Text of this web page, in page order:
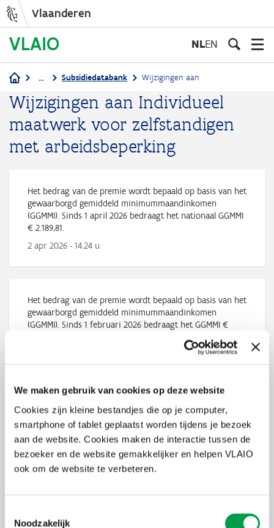
We maken gebruik van cookies op deze website
Cookies zijn kleine bestandjes die op je computer,
smartphone of tablet geplaatst worden tijdens je bezoek
aan de website. Cookies maken de interactie tussen de
bezoeker en de website gemakkelijker en helpen VLAIO
ook om de website te verbeteren.
Noodzakelijk
inhoud
gaan
Vlaanderen
NLEN
Kruimelpad
... Subsidiedatabank Wijzigingen aan
Wijzigingen aan Individueel
maatwerk voor zelfstandigen
met arbeidsbeperking
Het bedrag van de premie wordt bepaald op basis van het
gewaarborgd gemiddeld minimummaandinkomen
(GGMMI). Sinds 1 april 2026 bedraagt het nationaal GGMMI
€ 2.189,81.
2 apr 2026 - 14.24 u
Het bedrag van de premie wordt bepaald op basis van het
gewaarborgd gemiddeld minimummaandinkomen
(GGMMI). Sinds 1 februari 2026 bedraagt het GGMMI €
Het bedrag van de premie wordt bepaald op basis van het
gewaarborgd gemiddeld minimummaandinkomen
(GGMMI). Sinds 1 februari 2025 bedraagt het GGMMI €
2.111,89.
10 apr 2025 - 11.44 u
Het bedrag van de premie wordt bepaald op basis van het